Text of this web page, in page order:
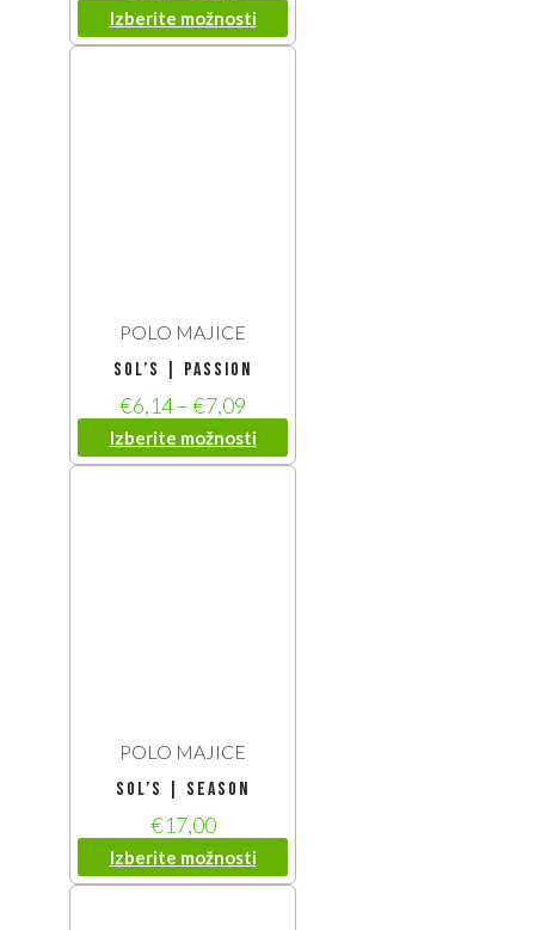
Izberite možnosti
POLO MAJICE
SOL’S | Passion
€6,14–€7,09
Izberite možnosti
POLO MAJICE
SOL’S | Season
€17,00
Izberite možnosti